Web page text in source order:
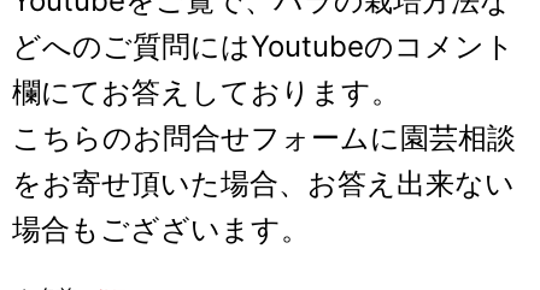
どへのご質問にはYoutubeのコメント
欄にてお答えしております。
こちらのお問合せフォームに園芸相談
をお寄せ頂いた場合、お答え出来ない
場合もござざいます。